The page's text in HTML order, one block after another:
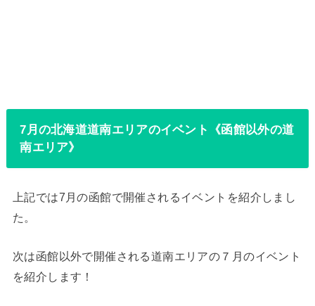
7月の北海道道南エリアのイベント《函館以外の道
南エリア》
上記では7月の函館で開催されるイベントを紹介しまし
た。
次は函館以外で開催される道南エリアの７月のイベント
を紹介します！